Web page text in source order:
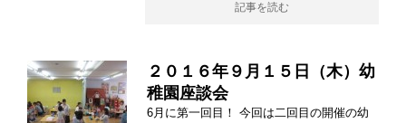
記事を読む
２０１６年９月１５日（木）幼
稚園座談会
6月に第一回目！ 今回は二回目の開催の幼